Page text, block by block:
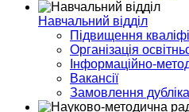
Навчальний відділ
Підвищення
Організація
Інформаційно-
Вакансії
Замовлення